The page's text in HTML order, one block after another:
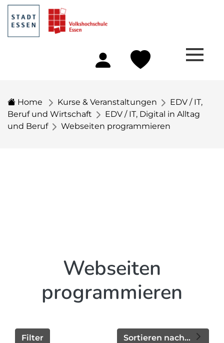
Home Kurse & Veranstaltungen
EDV / IT,
Beruf und Wirtschaft
EDV / IT, Digital in Alltag
und Beruf
Webseiten programmieren
Webseiten
programmieren
Sortieren nach...
Filter